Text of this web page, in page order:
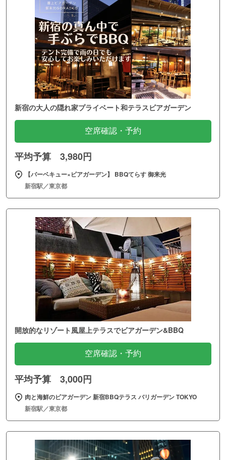
新宿の大人の隠れ家プライベート和テラスビアガーデン
空席確認・予約
平均予算 3,980円
【バーベキュー×ビアガーデン】 BBQてらす 御来光
新宿駅／東京都
開放的なリゾート風屋上テラスでビアガーデン&BBQ
空席確認・予約
平均予算 3,000円
肉と海鮮のビアガーデン 新宿BBQテラス バリガーデン TOKYO
新宿駅／東京都